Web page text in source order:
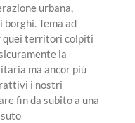
urbana,
borghi. Tema ad
quei territori colpiti
la
ma ancor più
i nostri
fin da subito a una